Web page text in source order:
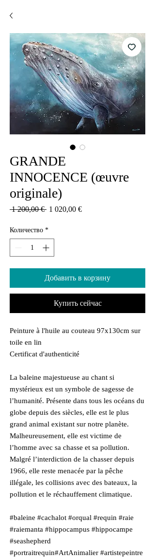
GRANDE
INNOCENCE (œuvre
originale)
1 200,00 € Обычная
1 020,00 €Спеццена
Количество *
Добавить в корзину
Купить сейчас
Peinture à l'huile au couteau 97x130cm sur
toile en lin
Certificat d'authenticité
La baleine majestueuse au chant si
mystérieux est un symbole de sagesse de
l’humanité. Présente dans tous les océans du
globe depuis des siècles, elle est le plus
grand animal existant sur notre planète.
Malheureusement, elle est victime de
l’homme avec sa chasse et sa pollution.
Malgré l’interdiction de la chasser depuis
1966, elle reste menacée par la pêche
illégale, les collisions avec des bateaux, la
pollution et le réchauffement climatique.
#baleine #cachalot #orqual #requin #raie
#raiemanta #hippocampus #hippocampe
#seashepherd
#portraitrequin#ArtAnimalier #artistepeintre